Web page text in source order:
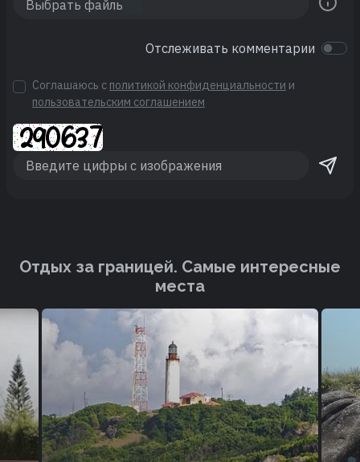
Отслеживать комментарии
Соглашаюсь с политикой конфиденциальности и
пользовательским соглашением
Отдых за границей. Cамые интересные
места